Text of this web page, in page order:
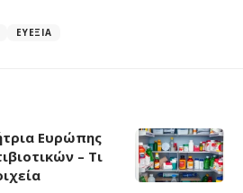
ΕΥΕΞΊΑ
Ευρώπης
– Τι